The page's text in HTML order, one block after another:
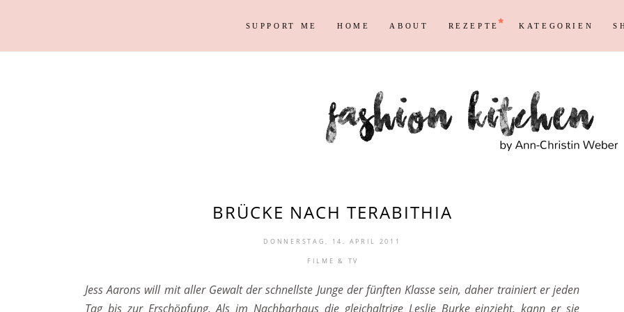
SUPPORT ME HOME ABOUT REZEPTE KATEGORIEN
Persönliches Blogging
Blog
Max
Reisen
Shopping
BRÜCKE NACH TERABITHIA
DONNERSTAG, 14. APRIL 2011
FILME & TV
Jess Aarons will mit aller Gewalt der schnellste Junge der fünften Klasse sein, daher trainiert er jeden
Tag bis zur Erschöpfung. Als im Nachbarhaus die gleichaltrige Leslie Burke einzieht, kann er sie